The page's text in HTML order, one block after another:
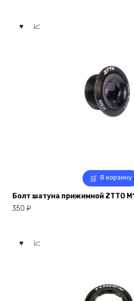
В корзину
Болт шатуна прижимной ZTTO
350 ₽